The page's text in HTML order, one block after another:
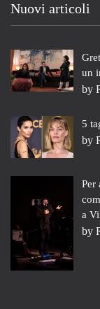
Nuovi articoli
un
by
5
by
Per
a
by